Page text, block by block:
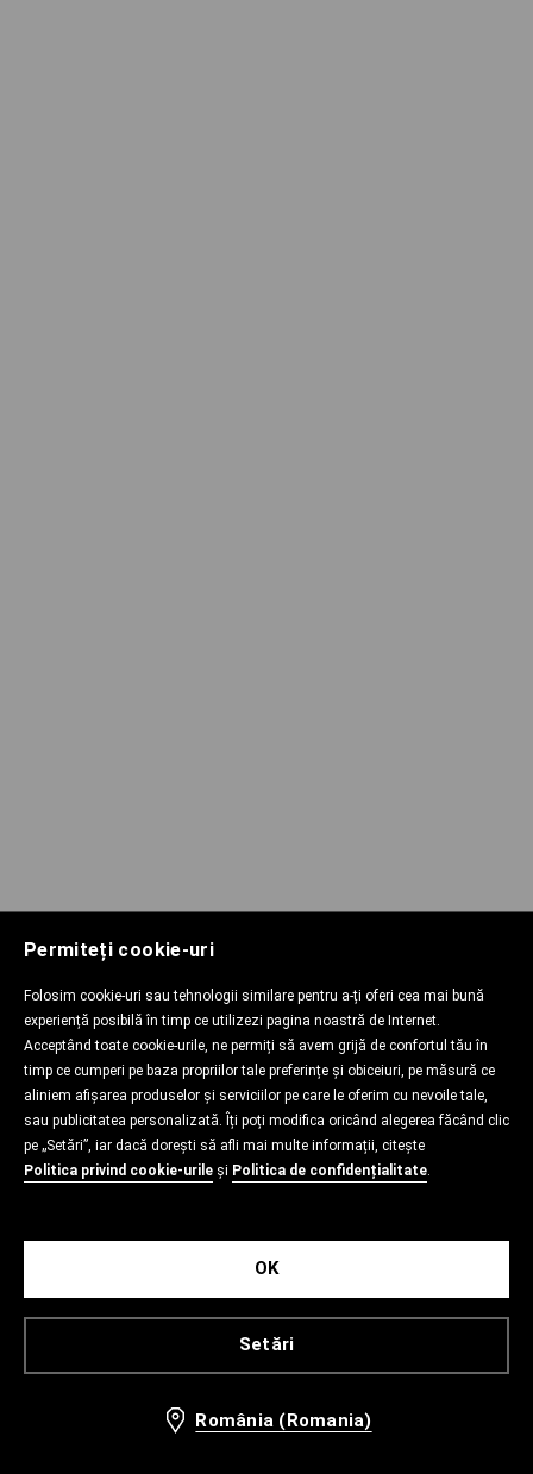
Permiteți cookie-uri
Folosim cookie-uri sau tehnologii similare pentru a-ți oferi cea mai bună
experiență posibilă în timp ce utilizezi pagina noastră de Internet.
Acceptând toate cookie-urile, ne permiți să avem grijă de confortul tău în
timp ce cumperi pe baza propriilor tale preferințe și obiceiuri, pe măsură ce
aliniem afișarea produselor și serviciilor pe care le oferim cu nevoile tale,
sau publicitatea personalizată. Îți poți modifica oricând alegerea făcând clic
pe „Setări”, iar dacă dorești să afli mai multe informații, citește
Politica privind cookie-urile și Politica de confidențialitate.
Setări
OK
România (Romania)